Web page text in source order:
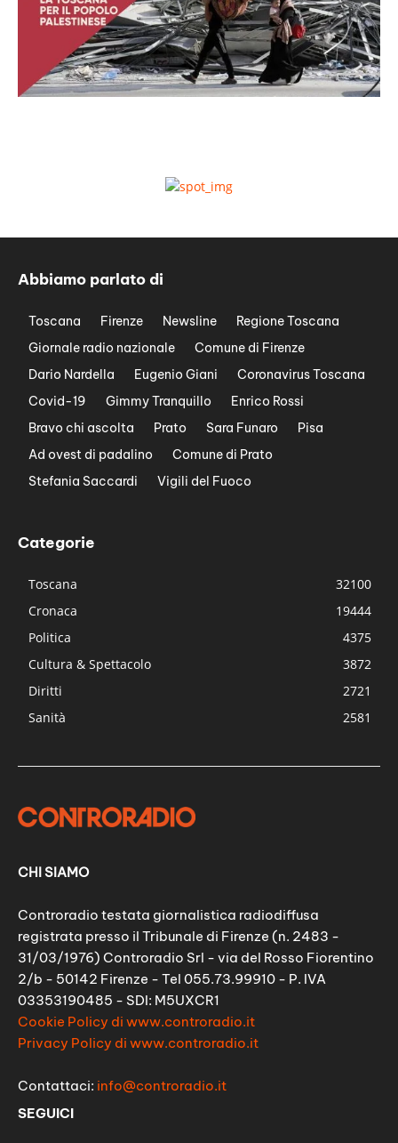
Abbiamo parlato di
Toscana Firenze Newsline
Regione Toscana
Giornale radio nazionale
Comune di Firenze
Dario Nardella
Eugenio Giani
Coronavirus Toscana
Covid-19
Gimmy Tranquillo
Enrico Rossi
Bravo chi ascolta
Prato Sara Funaro
Pisa
Ad ovest di padalino
Comune di Prato
Stefania Saccardi
Vigili del Fuoco
Categorie
Toscana
32100
Cronaca
19444
Politica
4375
Cultura & Spettacolo
3872
Diritti
2721
Sanità
2581
CHI SIAMO
Controradio testata giornalistica radiodiffusa
registrata presso il Tribunale di Firenze (n. 2483 -
31/03/1976) Controradio Srl - via del Rosso Fiorentino
2/b - 50142 Firenze - Tel 055.73.99910 - P. IVA
03353190485 - SDI: M5UXCR1
Cookie Policy di www.controradio.it
Privacy Policy di www.controradio.it
Contattaci: info@controradio.it
SEGUICI